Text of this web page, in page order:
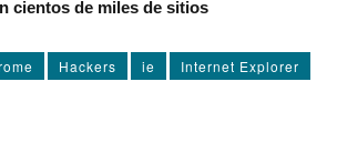
cientos de miles de sitios
Hackers ie
Internet Explorer